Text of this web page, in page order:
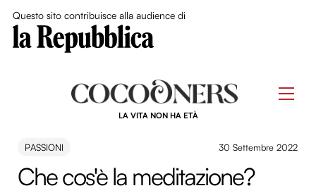
Questo sito contribuisce alla audience di
LA VITA NON HA ETÀ
PASSIONI 30 Settembre 2022
Che cos'è la meditazione?